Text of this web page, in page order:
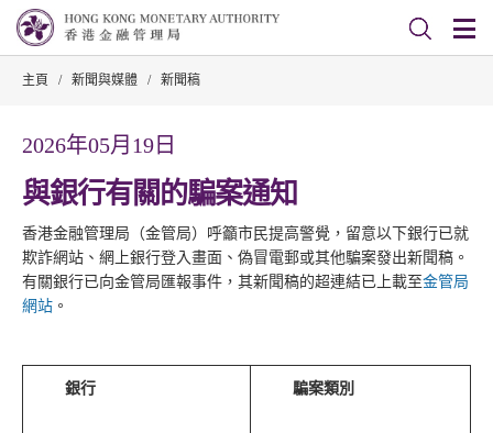
主頁 / 新聞與媒體 / 新聞稿
2026年05月19日
與銀行有關的騙案通知
香港金融管理局（金管局）呼籲市民提高警覺，留意以下銀行已就
欺詐網站、網上銀行登入畫面、偽冒電郵或其他騙案發出新聞稿。
有關銀行已向金管局匯報事件，其新聞稿的超連結已上載至金管局
網站 。
銀行 騙案類別